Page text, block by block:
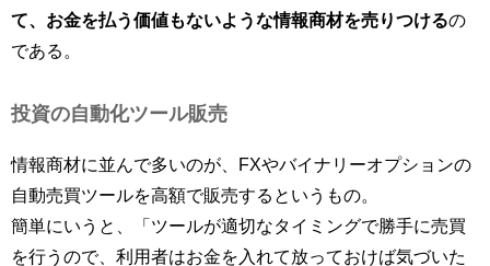
て、お金を払う価値もないような情報商材を売りつけるの
である。
投資の自動化ツール販売
情報商材に並んで多いのが、FXやバイナリーオプションの
自動売買ツールを高額で販売するというもの。
簡単にいうと、「ツールが適切なタイミングで勝手に売買
を行うので、利用者はお金を入れて放っておけば気づいた